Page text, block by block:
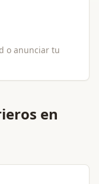
o anunciar tu
en